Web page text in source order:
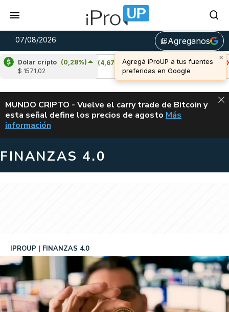
07/08/2026 library_addAgreganos
Dólar cripto (0,28%)
$ 1571,02
Cardano
(4,67%)
u$s 0,20
Avalanche (-3,49%)
u$s 6,42
ALERTA
MUNDO CRIPTO - Vuelve el carry trade de Bitcoin y
esta señal define los precios de agosto VUELVE EL
Más
información
FINANZAS 4.0
IPROUP FINANZAS 4.0